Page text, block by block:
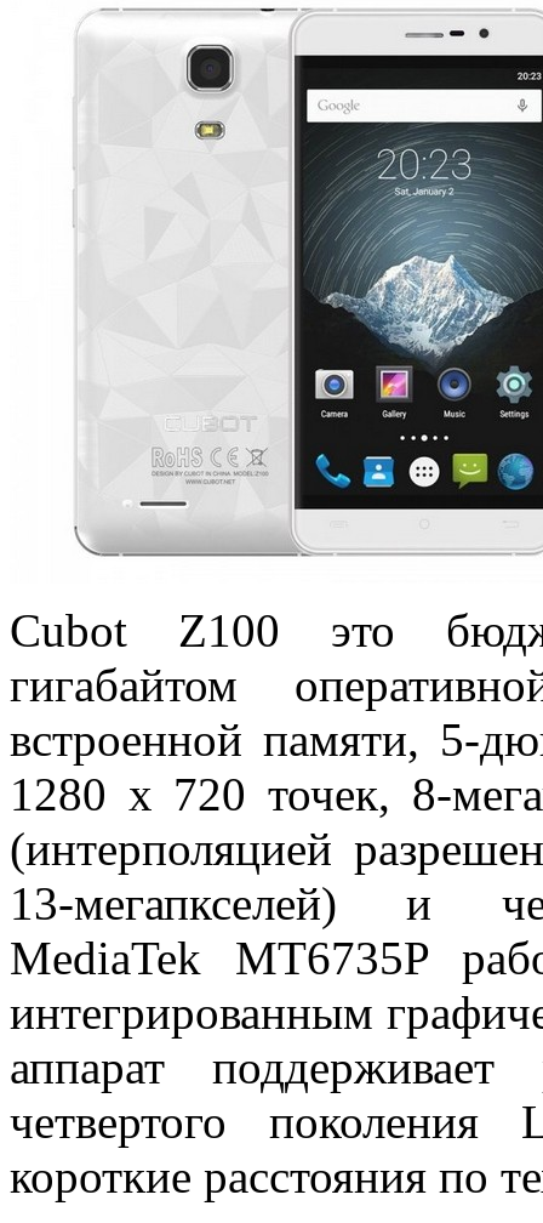
Cubot Z100 это
гигабайтом
встроенной памяти, 5-
1280 x 720 точек, 8-
(интерполяцией
13-мегапкселей) и
MediaTek MT6735P
интегрированным
аппарат
четвертого
короткие расстояния по